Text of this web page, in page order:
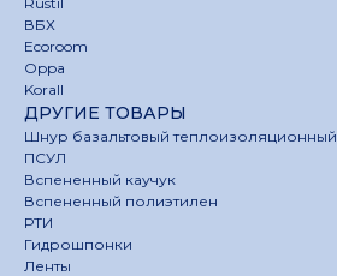
ВБХ
Ecoroom
Oppa
Korall
ДРУГИЕ ТОВАРЫ
Шнур базальтовый теплоизоляционный
ПСУЛ
Вспененный каучук
Вспененный полиэтилен
РТИ
Гидрошпонки
Ленты